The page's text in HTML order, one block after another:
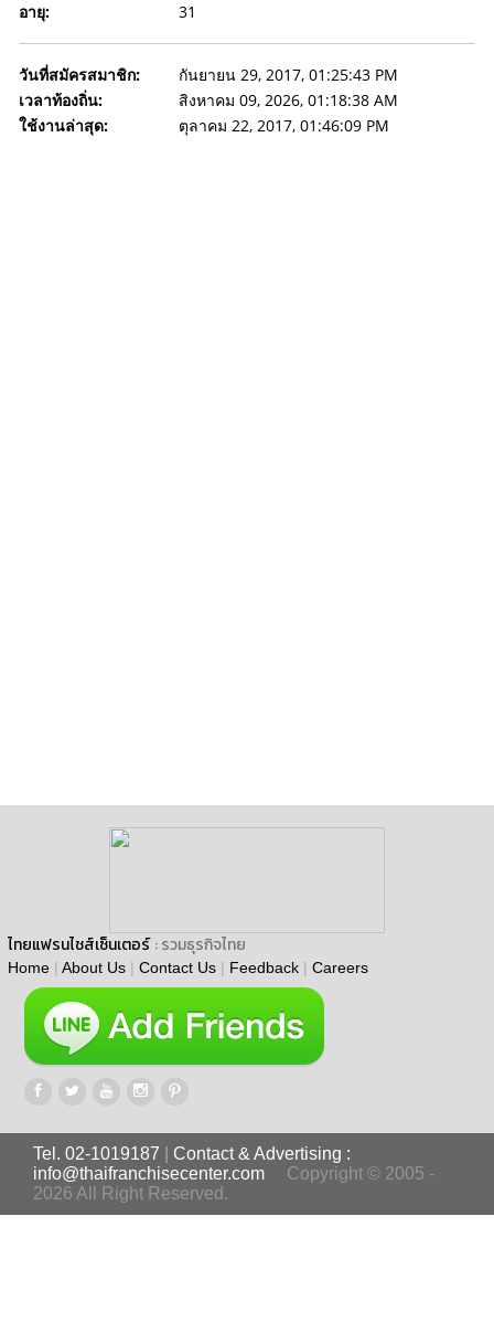
อายุ:
31
วันที่สมัครสมาชิก:
กันยายน 29, 2017, 01:25:43 PM
เวลาท้องถิ่น:
สิงหาคม 09, 2026, 01:18:38 AM
ใช้งานล่าสุด:
ตุลาคม 22, 2017, 01:46:09 PM
ไทยแฟรนไชส์เซ็นเตอร์ : รวมธุรกิจไทย
Home | About Us | Contact Us | Feedback | Careers
Tel. 02-1019187
Contact & Advertising :
info@thaifranchisecenter.com
Copyright © 2005 -
2026 All Right Reserved.